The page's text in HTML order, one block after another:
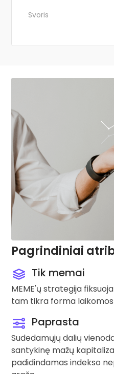
Svoris
Pagrindiniai
Tik memai
MEME'ų strategija
tam tikra forma
Paprasta
Sudedamųjų dalių
santykinę mažų
padidindamas indekso